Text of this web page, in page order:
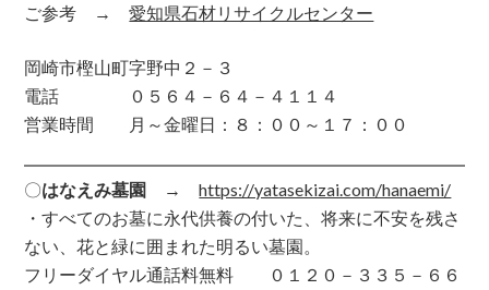
ご参考 →愛知県石材リサイクルセンター
岡崎市樫山町字野中２－３
電話 ０５６４－６４－４１１４
営業時間 月～金曜日：８：００～１７：００
〇はなえみ墓園 →https://yatasekizai.com/hanaemi/
・すべてのお墓に永代供養の付いた、将来に不安を残さ
ない、花と緑に囲まれた明るい墓園。
フリーダイヤル通話料無料 ０１２０－３３５－６６